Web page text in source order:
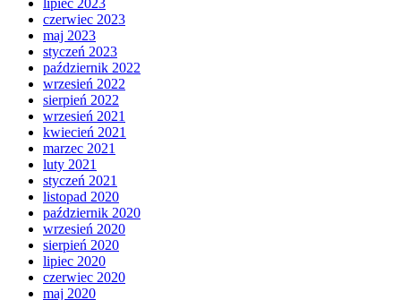
lipiec 2023
czerwiec 2023
maj 2023
styczeń 2023
październik 2022
wrzesień 2022
sierpień 2022
wrzesień 2021
kwiecień 2021
marzec 2021
luty 2021
styczeń 2021
listopad 2020
październik 2020
wrzesień 2020
sierpień 2020
lipiec 2020
czerwiec 2020
maj 2020